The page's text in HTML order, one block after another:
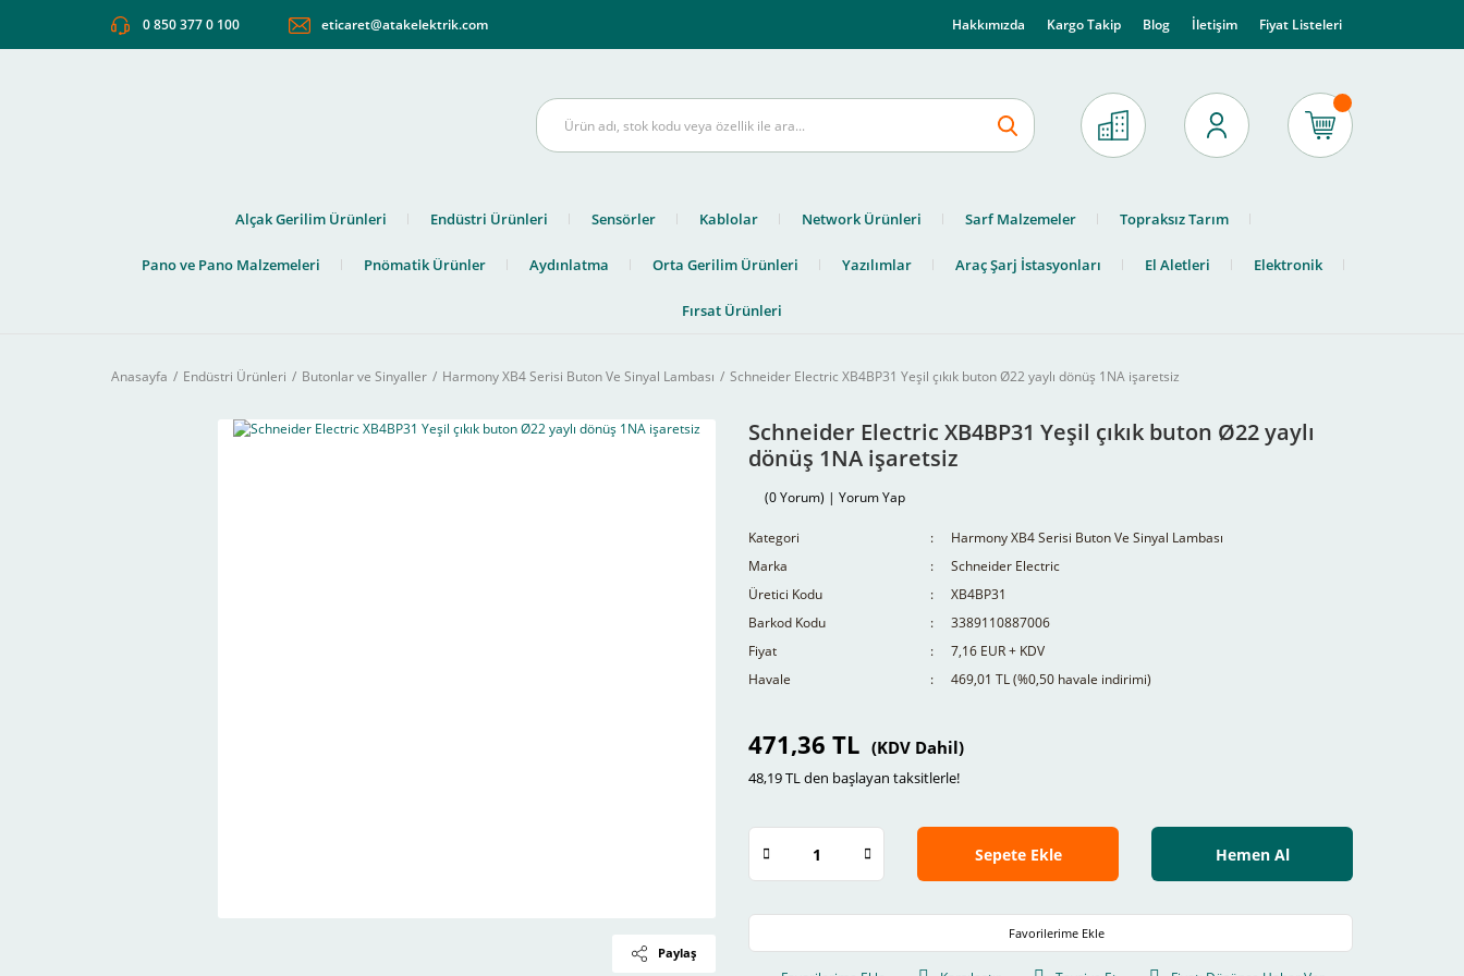
0 850 377 0 100 eticaret@atakelektrik.com Hakkımızda Kargo Takip Blog İletişim Fiyat Listeleri
Alçak Gerilim Ürünleri Endüstri Ürünleri Sensörler Kablolar Network Ürünleri Sarf Malzemeler Topraksız Tarım
Pano ve Pano Malzemeleri Pnömatik Ürünler Aydınlatma Orta Gerilim Ürünleri Yazılımlar Araç Şarj İstasyonları El Aletleri Elektronik
Fırsat Ürünleri
Anasayfa Endüstri Ürünleri Butonlar ve Sinyaller Harmony XB4 Serisi Buton Ve Sinyal Lambası Schneider Electric XB4BP31 Yeşil çıkık buton Ø22 yaylı dönüş 1NA işaretsiz
Paylaş
Schneider Electric XB4BP31 Yeşil çıkık buton Ø22 yaylı
dönüş 1NA işaretsiz
(0 Yorum) | Yorum Yap
Kategori
Harmony XB4 Serisi Buton Ve Sinyal Lambası
Marka
Schneider Electric
Üretici Kodu
XB4BP31
Barkod Kodu
3389110887006
Fiyat
7,16 EUR + KDV
Havale
469,01 TL (%0,50 havale indirimi)
471,36 TL (KDV Dahil)
48,19 TL den başlayan taksitlerle!
Sepete Ekle Hemen Al